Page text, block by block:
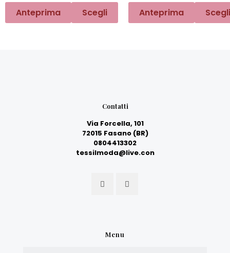
Anteprima Scegli Anteprima Scegli
Contatti
Via Forcella, 101
72015 Fasano (BR)
0804413302
tessilmoda@live.con
Menu